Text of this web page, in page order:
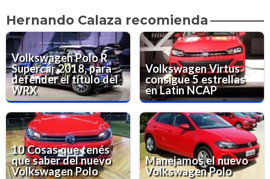
Hernando Calaza recomienda
Volkswagen Polo R
Supercar 2018, para
defender el título del
WRX
Volkswagen Virtus
consigue 5 estrellas
en Latin NCAP
10 Cosas que tenés
que saber del nuevo
Volkswagen Polo
Manejamos el nuevo
Volkswagen Polo